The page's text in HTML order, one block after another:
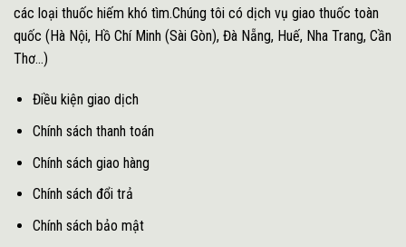
các loại thuốc hiếm khó tìm.Chúng tôi có dịch vụ giao thuốc toàn
quốc (Hà Nội, Hồ Chí Minh (Sài Gòn), Đà Nẵng, Huế, Nha Trang, Cần
Thơ...)
Điều kiện giao dịch
Chính sách thanh toán
Chính sách giao hàng
Chính sách đổi trả
Chính sách bảo mật